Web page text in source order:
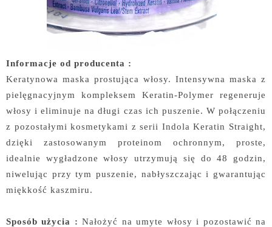
Informacje od producenta :
Keratynowa maska prostująca włosy. Intensywna maska z
pielęgnacyjnym kompleksem Keratin-Polymer regeneruje
włosy i eliminuje na długi czas ich puszenie. W połączeniu
z pozostałymi kosmetykami z serii Indola Keratin Straight,
dzięki zastosowanym proteinom ochronnym, proste,
idealnie wygładzone włosy utrzymują się do 48 godzin,
niwelując przy tym puszenie, nabłyszczając i gwarantując
miękkość kaszmiru.
Sposób użycia : Nałożyć na umyte włosy i pozostawić na